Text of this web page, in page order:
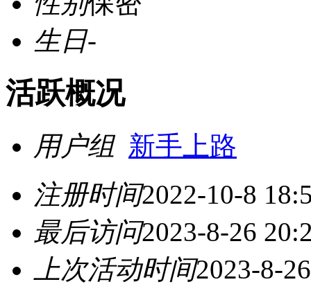
生日-
活跃概况
用户组 新手上路
注册时间2022-10-8
最后访问2023-8-26
上次活动时间2023-8-